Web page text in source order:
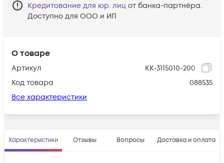
О товаре
Артикул
КК-3115010-200
Код товара
088535
Все характеристики
Кредитование для юр. лиц от банка-партнёра.
Доступно для ООО и ИП
Характеристики Отзывы Вопросы Доставка и оплата